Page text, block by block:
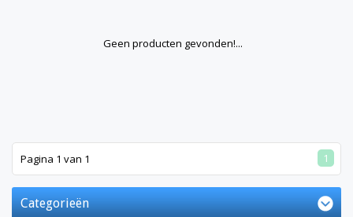
Geen producten gevonden!...
Pagina 1 van 1 1
Categorieën